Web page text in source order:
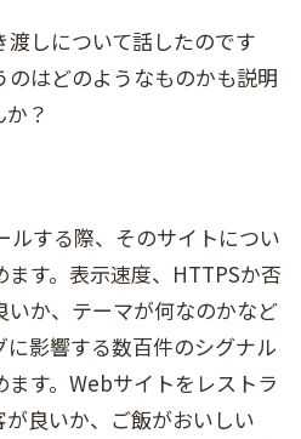
しについて話したのです
のはどのようなものかも説明
？
ルする際、そのサイトについ
す。表示速度、HTTPSか否
いか、テーマが何なのかなど
影響する数百件のシグナル
す。Webサイトをレストラ
が良いか、ご飯がおいしい